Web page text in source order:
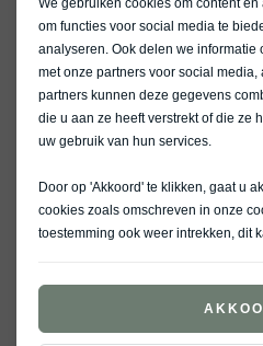
om functies voor social media te
analyseren. Ook delen we informatie
met onze partners voor social
partners kunnen deze gegevens
die u aan ze heeft verstrekt of die ze
uw gebruik van hun services.
Door op 'Akkoord' te klikken, gaat u
cookies zoals omschreven in onze
toestemming ook weer intrekken, dit
Direct op de
Altijd.
Mis niets van het laatste
nieuwsbrief en we beloven je
zullen spammen.